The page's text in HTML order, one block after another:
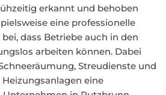
erkannt und behoben
eine professionelle
dass Betriebe auch in den
arbeiten können. Dabei
Streudienste und
eine